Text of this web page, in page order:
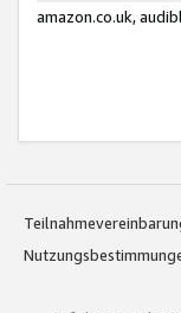
amazon.co.uk,